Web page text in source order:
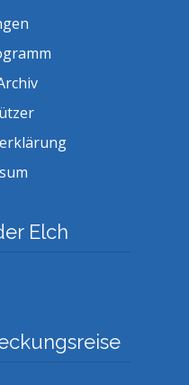
Elch